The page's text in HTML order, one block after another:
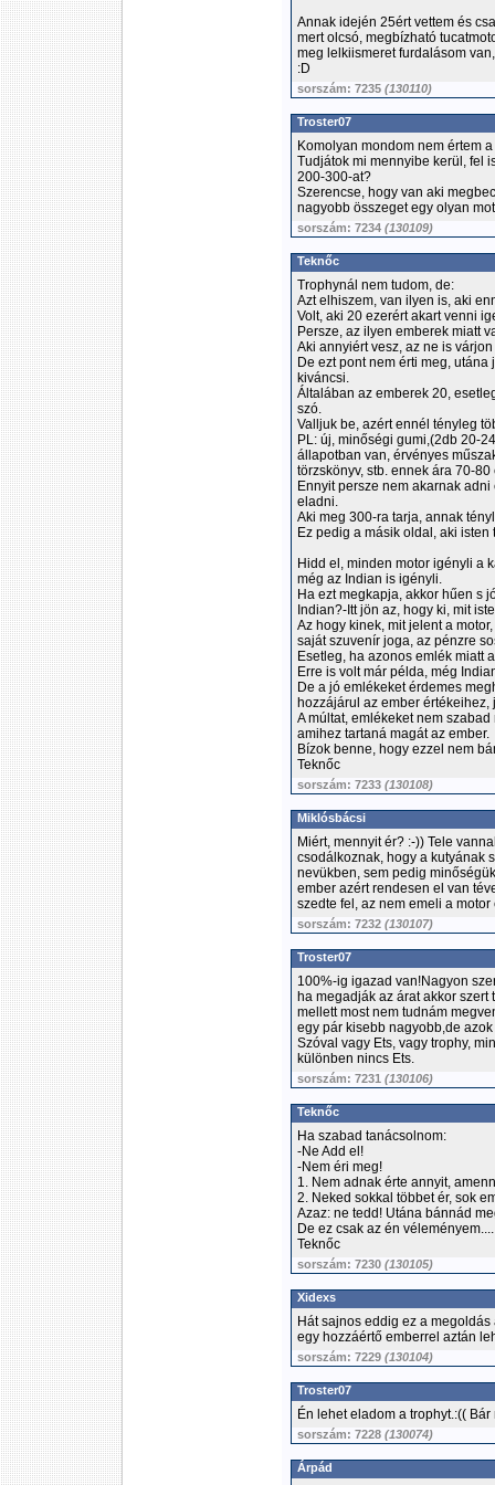
Annak idején 25ért vettem és
mert olcsó, megbízható
meg lelkiismeret furdalásom
:D
sorszám: 7235 (130110)
Troster07
Komolyan mondom nem értem
Tudjátok mi mennyibe kerül, fel
200-300-at?
Szerencse, hogy van aki
nagyobb összeget egy olyan
sorszám: 7234 (130109)
Teknőc
Trophynál nem tudom, de:
Azt elhiszem, van ilyen is, aki
Volt, aki 20 ezerért akart venni
Persze, az ilyen emberek miatt
Aki annyiért vesz, az ne is
De ezt pont nem érti meg,
kiváncsi.
Általában az emberek 20,
szó.
Valljuk be, azért ennél tényleg
PL: új, minőségi gumi,(2db 20-
állapotban van, érvényes
törzskönyv, stb. ennek ára 70-80
Ennyit persze nem akarnak
eladni.
Aki meg 300-ra tarja, annak
Ez pedig a másik oldal, aki
Hidd el, minden motor igényli a
még az Indian is igényli.
Ha ezt megkapja, akkor hűen s
Indian?-Itt jön az, hogy ki, mit
Az hogy kinek, mit jelent a
saját szuvenír joga, az pénzre
Esetleg, ha azonos emlék miatt
Erre is volt már példa, még
De a jó emlékeket érdemes
hozzájárul az ember értékeihez,
A múltat, emlékeket nem
amihez tartaná magát az ember.
Bízok benne, hogy ezzel nem
Teknőc
sorszám: 7233 (130108)
Miklósbácsi
Miért, mennyit ér? :-)) Tele
csodálkoznak, hogy a kutyának
nevükben, sem pedig
ember azért rendesen el van
szedte fel, az nem emeli a
sorszám: 7232 (130107)
Troster07
100%-ig igazad van!Nagyon
ha megadják az árat akkor szert
mellett most nem tudnám
egy pár kisebb nagyobb,de
Szóval vagy Ets, vagy trophy,
különben nincs Ets.
sorszám: 7231 (130106)
Teknőc
Ha szabad tanácsolnom:
-Ne Add el!
-Nem éri meg!
1. Nem adnak érte annyit,
2. Neked sokkal többet ér, sok
Azaz: ne tedd! Utána bánnád
De ez csak az én véleményem....
Teknőc
sorszám: 7230 (130105)
Xidexs
Hát sajnos eddig ez a
egy hozzáértő emberrel aztán
sorszám: 7229 (130104)
Troster07
Én lehet eladom a trophyt.:((
sorszám: 7228 (130074)
Árpád